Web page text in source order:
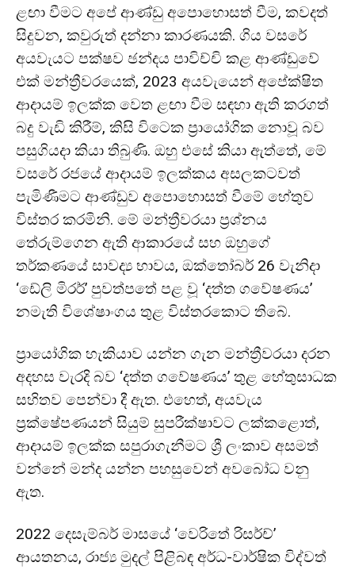
ළඟා වීමට අපේ ආණ්ඩු අපොහොසත් වීම, කවදත්
සිදුවන, කවුරුත් දන්නා කාරණයකි. ගිය වසරේ
අයවැයට පක්ෂව ඡන්දය පාවිච්චි කළ ආණ්ඩුවේ
එක් මන්ත්‍රීවරයෙක්, 2023 අයවැයෙන් අපේක්ෂිත
ආදායම් ඉලක්ක වෙත ළඟා වීම සඳහා ඇති කරගත්
බදු වැඩි කිරීම්, කිසි විටෙක ප්‍රායෝගික නොවූ බව
පසුගියදා කියා තිබුණි. ඔහු එසේ කියා ඇත්තේ, මේ
වසරේ රජයේ ආදායම් ඉලක්කය අසලකටවත්
පැමිණීමට ආණ්ඩුව අපොහොසත් වීමේ හේතුව
විස්තර කරමිනි. මේ මන්ත්‍රීවරයා ප්‍රශ්නය
තේරුම්ගෙන ඇති ආකාරයේ සහ ඔහුගේ
තර්කණයේ සාවද්‍ය භාවය, ඔක්තෝබර් 26 වැනිදා
‘ඩේලි මිරර්’ පුවත්පතේ පළ වූ ‘දත්ත ගවේෂණය’
නමැති විශේෂාංගය තුළ විස්තරකොට තිබේ.
ප්‍රායෝගික හැකියාව යන්න ගැන මන්ත්‍රීවරයා දරන
අදහස වැරදි බව ‘දත්ත ගවේෂණය’ තුළ හේතුසාධක
සහිතව පෙන්වා දී ඇත. එහෙත්, අයවැය
ප්‍රක්ෂේපණයන් සියුම් සුපරීක්ෂාවට ලක්කළොත්,
ආදායම් ඉලක්ක සපුරාගැනීමට ශ්‍රී ලංකාව අසමත්
වන්නේ මන්ද යන්න පහසුවෙන් අවබෝධ වනු
ඇත.
2022 දෙසැම්බර් මාසයේ ‘වෙරිතේ රිසර්ච්’
ආයතනය, රාජ්‍ය මුදල් පිළිබඳ අර්ධ-වාර්ෂික විද්වත්